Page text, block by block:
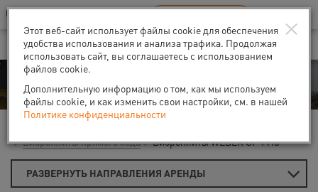
Ваш город:Санкт-Петербург
В Вашем регионе нет наших офисов RU EN
Аренда
Виброплиты прямого хода
Виброплиты WEBER CF 1 Hd
РАЗВЕРНУТЬ НАПРАВЛЕНИЯ АРЕНДЫ
×
Этот веб-сайт использует файлы cookie для обеспечения
удобства использования и анализа трафика. Продолжая
использовать сайт, вы соглашаетесь с использованием
файлов cookie.
Дополнительную информацию о том, как мы используем
файлы cookie, и как изменить свои настройки, см. в нашей
Политике конфиденциальности